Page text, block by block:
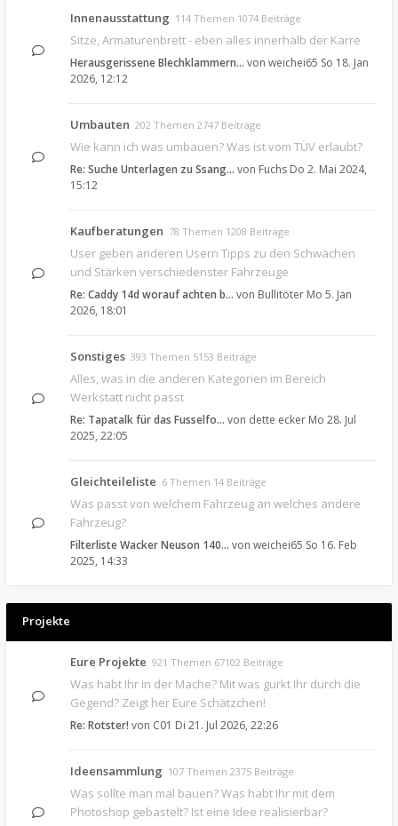
Innenausstattung 114 Themen 1074 Beiträge
Sitze, Armaturenbrett - eben alles innerhalb der Karre
Herausgerissene Blechklammern… von weichei65 So 18. Jan
2026, 12:12
Umbauten 202 Themen 2747 Beiträge
Wie kann ich was umbauen? Was ist vom TÜV erlaubt?
Re: Suche Unterlagen zu Ssang… von Fuchs Do 2. Mai 2024,
15:12
Kaufberatungen 78 Themen 1208 Beiträge
User geben anderen Usern Tipps zu den Schwächen
und Stärken verschiedenster Fahrzeuge
Re: Caddy 14d worauf achten b… von Bullitöter Mo 5. Jan
2026, 18:01
Sonstiges 393 Themen 5153 Beiträge
Alles, was in die anderen Kategorien im Bereich
Werkstatt nicht passt
Re: Tapatalk für das Fusselfo… von dette ecker Mo 28. Jul
2025, 22:05
Gleichteileliste 6 Themen 14 Beiträge
Was passt von welchem Fahrzeug an welches andere
Fahrzeug?
Filterliste Wacker Neuson 140… von weichei65 So 16. Feb
2025, 14:33
Projekte
Eure Projekte 921 Themen 67102 Beiträge
Was habt Ihr in der Mache? Mit was gurkt Ihr durch die
Gegend? Zeigt her Eure Schätzchen!
Re: Rotster! von C01 Di 21. Jul 2026, 22:26
Ideensammlung 107 Themen 2375 Beiträge
Was sollte man mal bauen? Was habt Ihr mit dem
Photoshop gebastelt? Ist eine Idee realisierbar?